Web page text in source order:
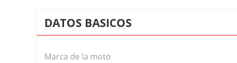
DATOS BASICOS
Marca de la moto